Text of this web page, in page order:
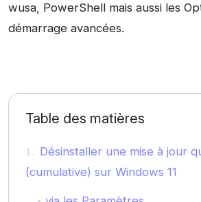
wusa, PowerShell mais aussi les
démarrage avancées.
Table des matières
Désinstaller une mise à jour
(cumulative) sur Windows 11